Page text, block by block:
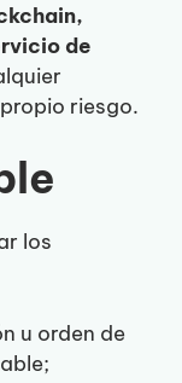
de
riesgo.
los
u orden de